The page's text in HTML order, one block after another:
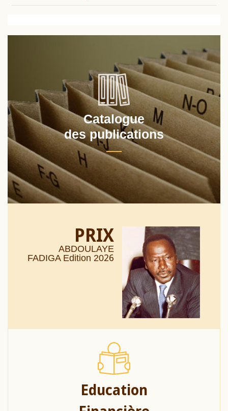
Catalogue
des publications
PRIX
ABDOULAYE
FADIGA Edition 2026
Education